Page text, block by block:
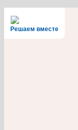
Решаем вместе